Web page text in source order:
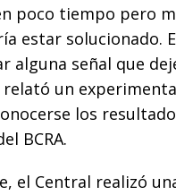
poco tiempo pero
estar solucionado.
alguna señal que
relató un
los
BCRA.
el Central realizó